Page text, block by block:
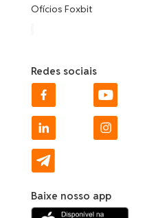
Ofícios Foxbit
Redes sociais
Baixe nosso app